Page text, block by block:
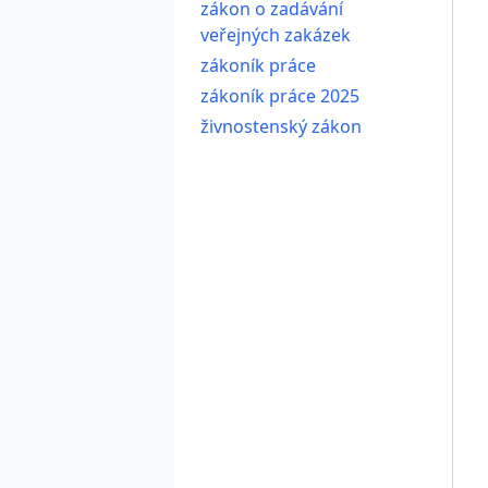
zákon o zadávání
veřejných zakázek
zákoník práce
zákoník práce 2025
živnostenský zákon